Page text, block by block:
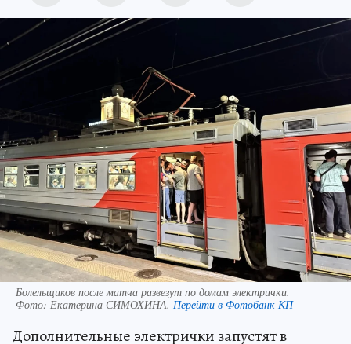
Болельщиков после матча развезут по домам электрички.
Фото: Екатерина СИМОХИНА. Перейти в Фотобанк КП
Дополнительные электрички запустят в